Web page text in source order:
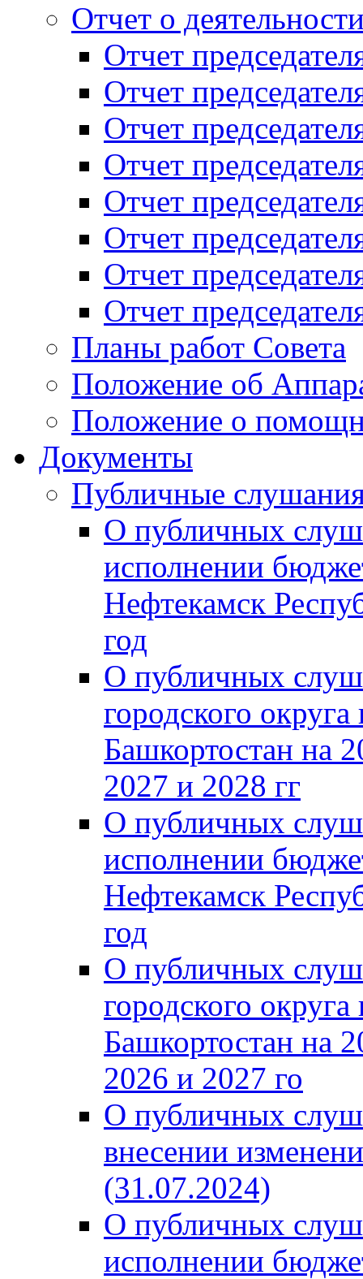
Отчет о
Отчет
Отчет
Отчет
Отчет
Отчет
Отчет
Отчет
Отчет
Планы работ Совета
Положение об
Положение о
Документы
Публичные
О публичных
исполнении
Нефтекамск
год
О публичных
городского
Башкортостан на
2027 и 2028 гг
О публичных
исполнении
Нефтекамск
год
О публичных
городского
Башкортостан на
2026 и 2027 го
О публичных
внесении
(31.07.2024)
О публичных
исполнении